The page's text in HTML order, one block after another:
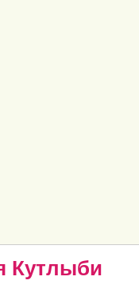
Кутлыби